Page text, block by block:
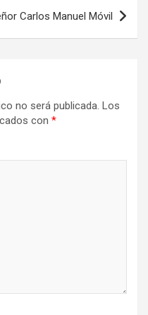
Carlos Manuel Móvil
no será publicada. Los
con *